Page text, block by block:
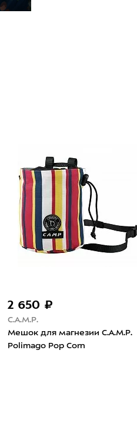
2 650 ₽
C.A.M.P.
Мешок для магнезии C.A.M.P.
Polimago Pop Corn